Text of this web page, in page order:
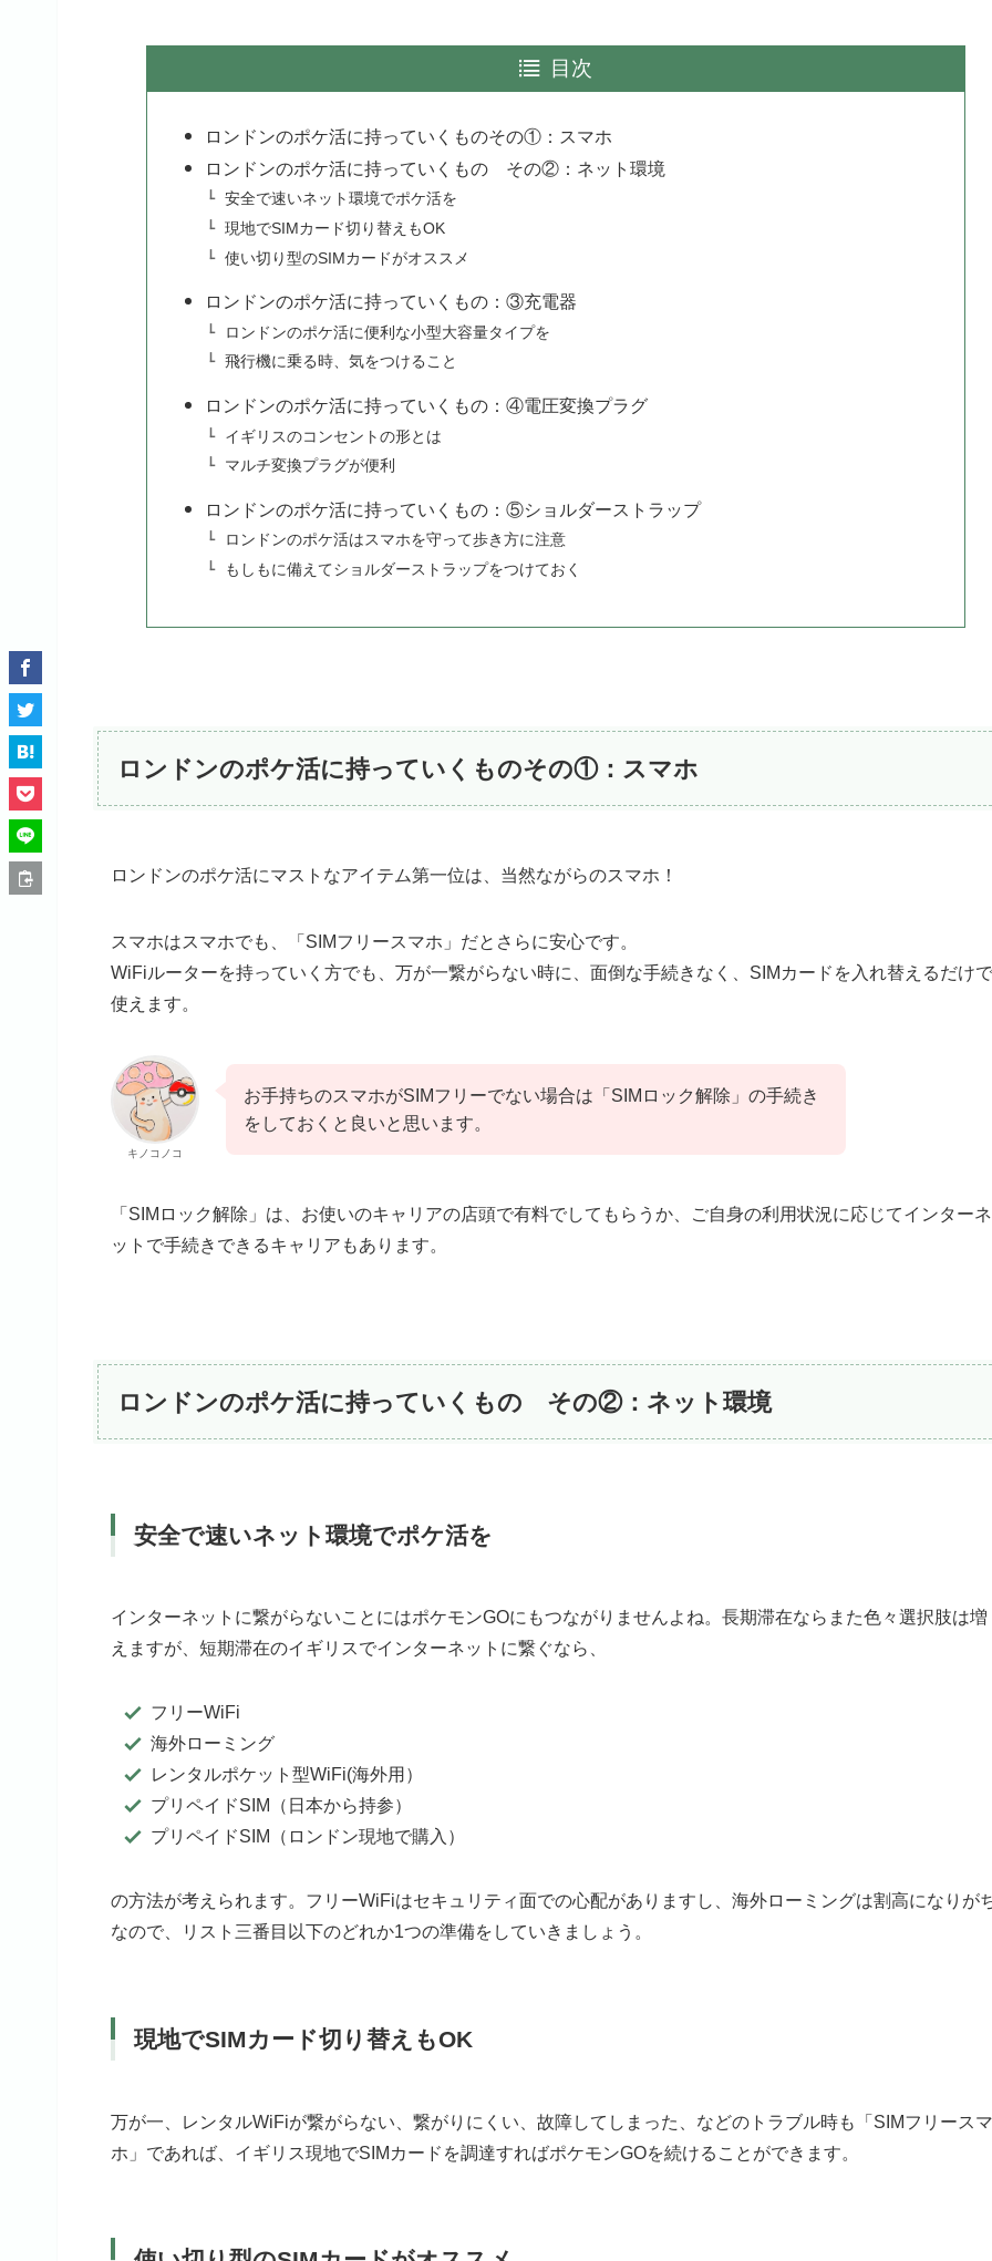
目次
ロンドンのポケ活に持っていくものその①：スマホ
ロンドンのポケ活に持っていくもの その②：ネット環境
安全で速いネット環境でポケ活を
現地でSIMカード切り替えもOK
使い切り型のSIMカードがオススメ
ロンドンのポケ活に持っていくもの：③充電器
ロンドンのポケ活に便利な小型大容量タイプを
飛行機に乗る時、気をつけること
ロンドンのポケ活に持っていくもの：④電圧変換プラグ
イギリスのコンセントの形とは
マルチ変換プラグが便利
ロンドンのポケ活に持っていくもの：⑤ショルダーストラップ
ロンドンのポケ活はスマホを守って歩き方に注意
もしもに備えてショルダーストラップをつけておく
ロンドンのポケ活に持っていくものその①：スマホ
ロンドンのポケ活にマストなアイテム第一位は、当然ながらのスマホ！
スマホはスマホでも、「SIMフリースマホ」だとさらに安心です。
WiFiルーターを持っていく方でも、万が一繋がらない時に、面倒な手続きなく、SIMカードを入れ替えるだけで
使えます。
キノコノコ
お手持ちのスマホがSIMフリーでない場合は「SIMロック解除」の手続き
をしておくと良いと思います。
「SIMロック解除」は、お使いのキャリアの店頭で有料でしてもらうか、ご自身の利用状況に応じてインターネ
ットで手続きできるキャリアもあります。
ロンドンのポケ活に持っていくもの その②：ネット環境
安全で速いネット環境でポケ活を
インターネットに繋がらないことにはポケモンGOにもつながりませんよね。長期滞在ならまた色々選択肢は増
えますが、短期滞在のイギリスでインターネットに繋ぐなら、
フリーWiFi
海外ローミング
レンタルポケット型WiFi(海外用）
プリペイドSIM（日本から持参）
プリペイドSIM（ロンドン現地で購入）
の方法が考えられます。フリーWiFiはセキュリティ面での心配がありますし、海外ローミングは割高になりが
なので、リスト三番目以下のどれか1つの準備をしていきましょう。
現地でSIMカード切り替えもOK
万が一、レンタルWiFiが繋がらない、繋がりにくい、故障してしまった、などのトラブル時も「SIMフリースマ
ホ」であれば、イギリス現地でSIMカードを調達すればポケモンGOを続けることができます。